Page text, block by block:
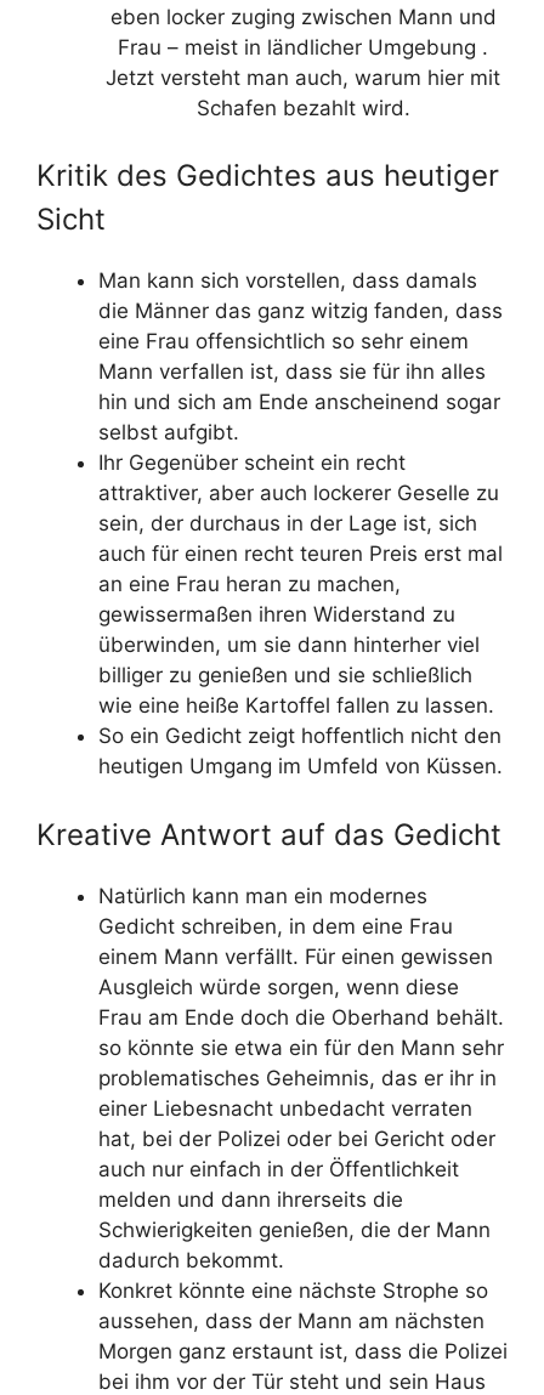
eben locker zuging zwischen Mann und
Frau – meist in ländlicher Umgebung .
Jetzt versteht man auch, warum hier mit
Schafen bezahlt wird.
Kritik des Gedichtes aus heutiger
Sicht
Man kann sich vorstellen, dass damals
die Männer das ganz witzig fanden, dass
eine Frau offensichtlich so sehr einem
Mann verfallen ist, dass sie für ihn alles
hin und sich am Ende anscheinend sogar
selbst aufgibt.
Ihr Gegenüber scheint ein recht
attraktiver, aber auch lockerer Geselle zu
sein, der durchaus in der Lage ist, sich
auch für einen recht teuren Preis erst mal
an eine Frau heran zu machen,
gewissermaßen ihren Widerstand zu
überwinden, um sie dann hinterher viel
billiger zu genießen und sie schließlich
wie eine heiße Kartoffel fallen zu lassen.
So ein Gedicht zeigt hoffentlich nicht den
heutigen Umgang im Umfeld von Küssen.
Kreative Antwort auf das Gedicht
Natürlich kann man ein modernes
Gedicht schreiben, in dem eine Frau
einem Mann verfällt. Für einen gewissen
Ausgleich würde sorgen, wenn diese
Frau am Ende doch die Oberhand behält.
so könnte sie etwa ein für den Mann sehr
problematisches Geheimnis, das er ihr in
einer Liebesnacht unbedacht verraten
hat, bei der Polizei oder bei Gericht oder
auch nur einfach in der Öffentlichkeit
melden und dann ihrerseits die
Schwierigkeiten genießen, die der Mann
dadurch bekommt.
Konkret könnte eine nächste Strophe so
aussehen, dass der Mann am nächsten
Morgen ganz erstaunt ist, dass die Polizei
bei ihm vor der Tür steht und sein Haus